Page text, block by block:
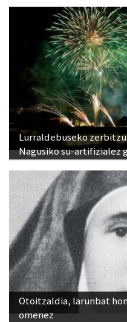
Lurraldebuseko
Nagusiko su-artifizialez
Otoitzaldia, larunbat
omenez